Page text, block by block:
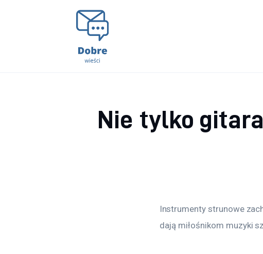
Nie tylko
Instrumenty strunowe
dają miłośnikom muzyki